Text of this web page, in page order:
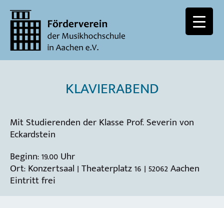
KLAVIERABEND
Mit Studierenden der Klasse Prof. Severin von
Eckardstein
Beginn: 19.00 Uhr
Ort: Konzertsaal | Theaterplatz 16 | 52062 Aachen
Eintritt frei